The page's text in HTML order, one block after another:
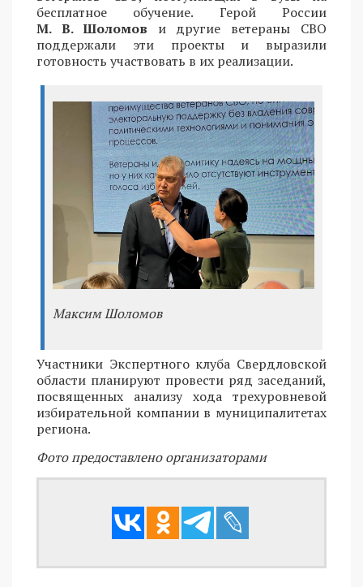
бесплатное обучение. Герой России
М. В. Шоломов и другие ветераны СВО
поддержали эти проекты и выразили
готовность участвовать в их реализации.
Максим Шоломов
Участники Экспертного клуба Свердловской
области планируют провести ряд заседаний,
посвященных анализу хода трехуровневой
избирательной компании в муниципалитетах
региона.
Фото предоставлено организаторами